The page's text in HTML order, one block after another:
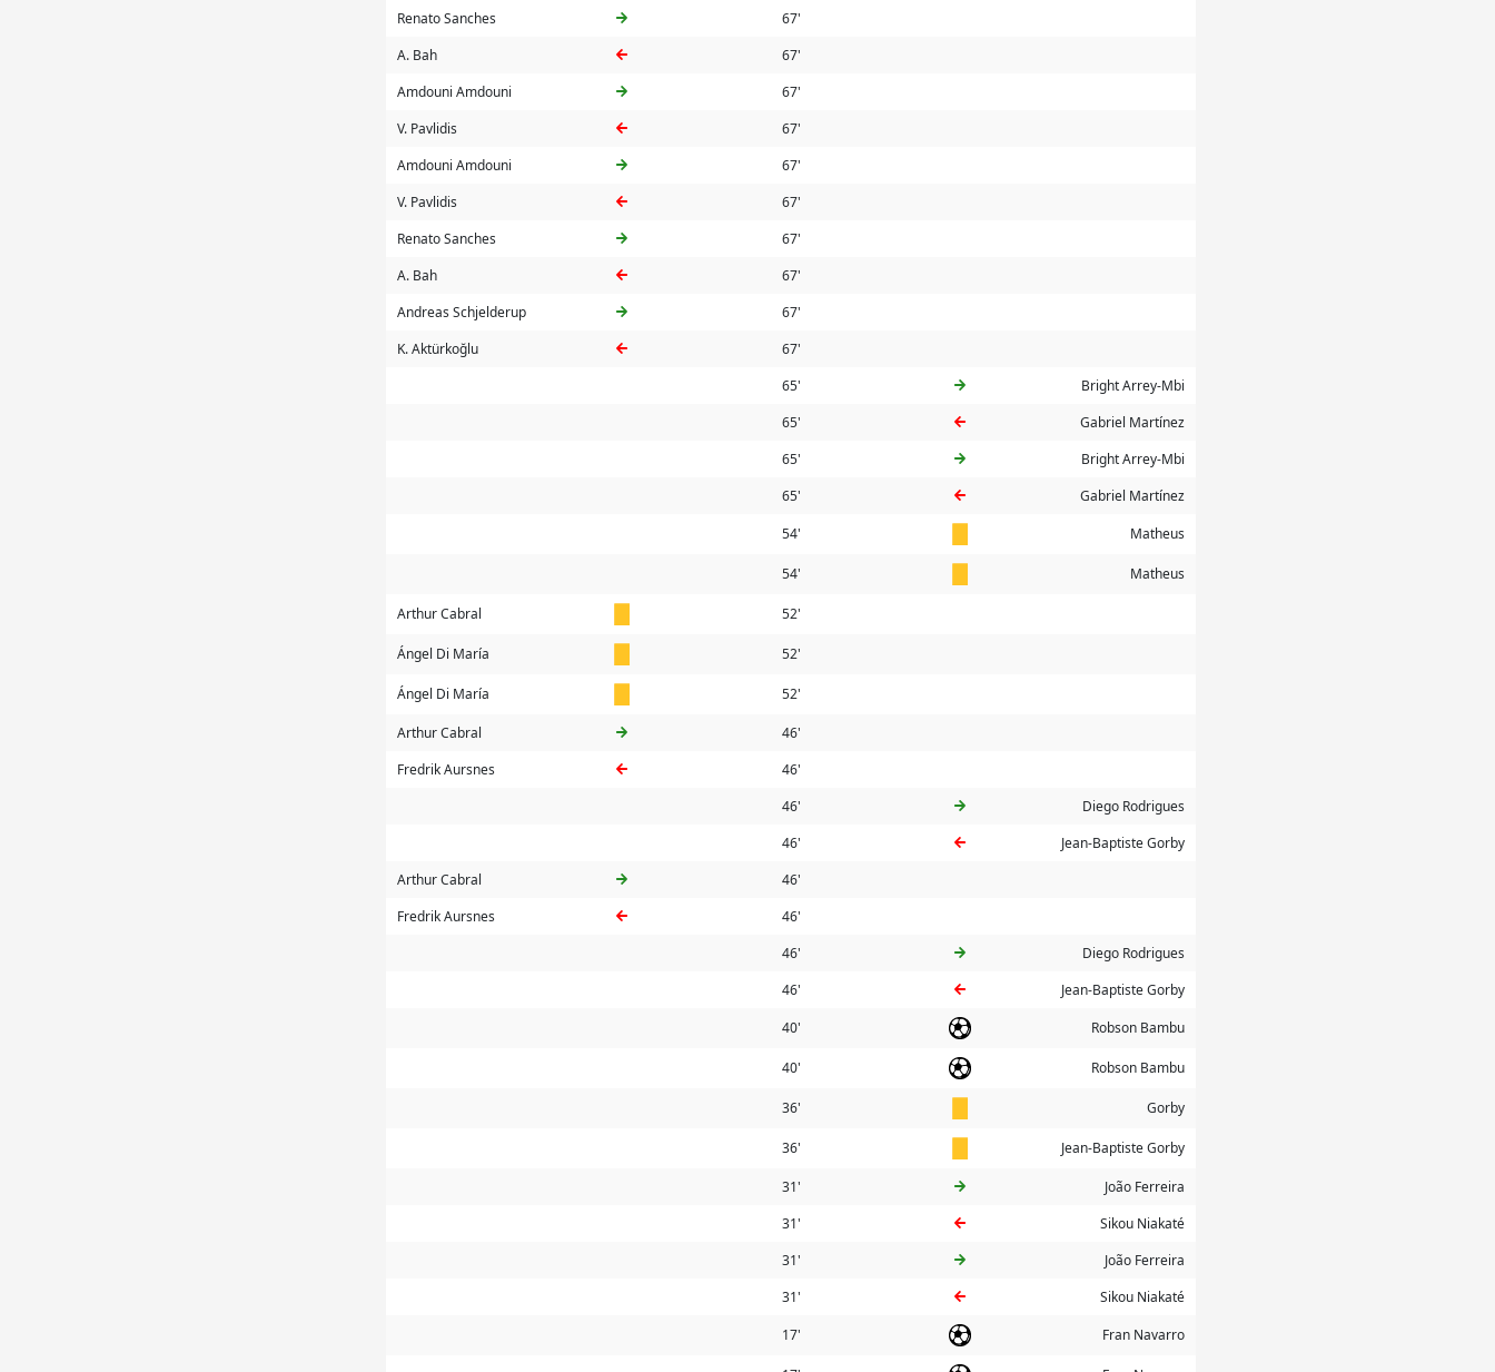
Renato Sanches
67'
A. Bah
67'
Amdouni Amdouni
67'
V. Pavlidis
67'
Amdouni Amdouni
67'
V. Pavlidis
67'
Renato Sanches
67'
A. Bah
67'
Andreas Schjelderup
67'
K. Aktürkoğlu
67'
65'
Bright Arrey-Mbi
65'
Gabriel Martínez
65'
Bright Arrey-Mbi
65'
Gabriel Martínez
54'
Matheus
54' Matheus
Arthur Cabral 52'
Ángel Di María 52'
Ángel Di María 52'
Arthur Cabral
46'
Fredrik Aursnes
46'
46'
Diego Rodrigues
46'
Jean-Baptiste Gorby
Arthur Cabral
46'
Fredrik Aursnes
46'
46'
Diego Rodrigues
46'
Jean-Baptiste Gorby
40'
Robson Bambu
40' Robson Bambu
36' Gorby
36' Jean-Baptiste Gorby
31'
João Ferreira
31'
Sikou Niakaté
31'
João Ferreira
31'
Sikou Niakaté
17'
Fran Navarro